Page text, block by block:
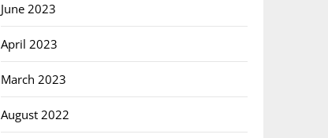
June 2023
April 2023
March 2023
August 2022